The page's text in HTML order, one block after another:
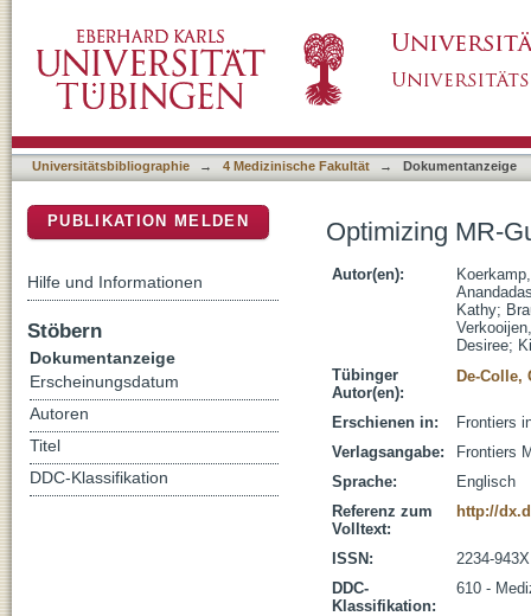
Universitätsbibliographie → 4 Medizinische Fakultät → Dokumentanzeige
Optimizing MR-
Autor(en):
Kathy;
Desiree;
Tübinger
Autor(en):
De-Colle,
Erschienen in:
Frontiers
Verlagsangabe:
Frontiers
Sprache:
Englisch
Referenz zum
Volltext:
http://
ISSN:
2234-943X
DDC-
Klassifikation:
610 -
PUBLIKATION MELDEN
Hilfe und Informationen
Stöbern
Dokumentanzeige
Erscheinungsdatum
Autoren
Titel
DDC-Klassifikation